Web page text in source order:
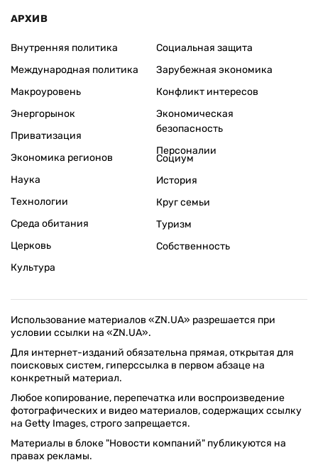
АРХИВ
Внутренняя политика
Международная политика
Макроуровень
Энергорынок
Приватизация
Экономика регионов
Социальная защита
Зарубежная экономика
Конфликт интересов
Экономическая
безопасность
Персоналии
Наука
Технологии
Среда обитания
Церковь
Культура
Социум
История
Круг семьи
Туризм
Собственность
Использование материалов «ZN.UA» разрешается при
условии ссылки на «ZN.UA».
Для интернет-изданий обязательна прямая, открытая для
поисковых систем, гиперссылка в первом абзаце на
конкретный материал.
Любое копирование, перепечатка или воспроизведение
фотографических и видео материалов, содержащих ссылку
на Getty Images, строго запрещается.
Материалы в блоке "Новости компаний" публикуются на
правах рекламы.